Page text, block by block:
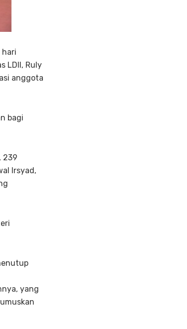
hari
LDII, Ruly
anggota
bagi
239
Irsyad,
yang